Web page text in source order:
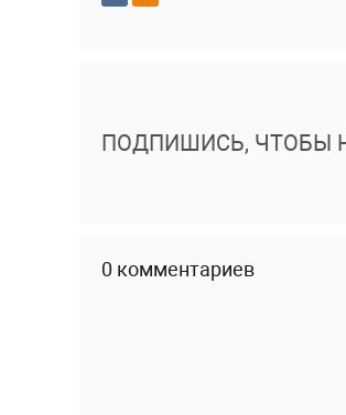
ПОДПИШИСЬ, ЧТОБЫ
0 комментариев